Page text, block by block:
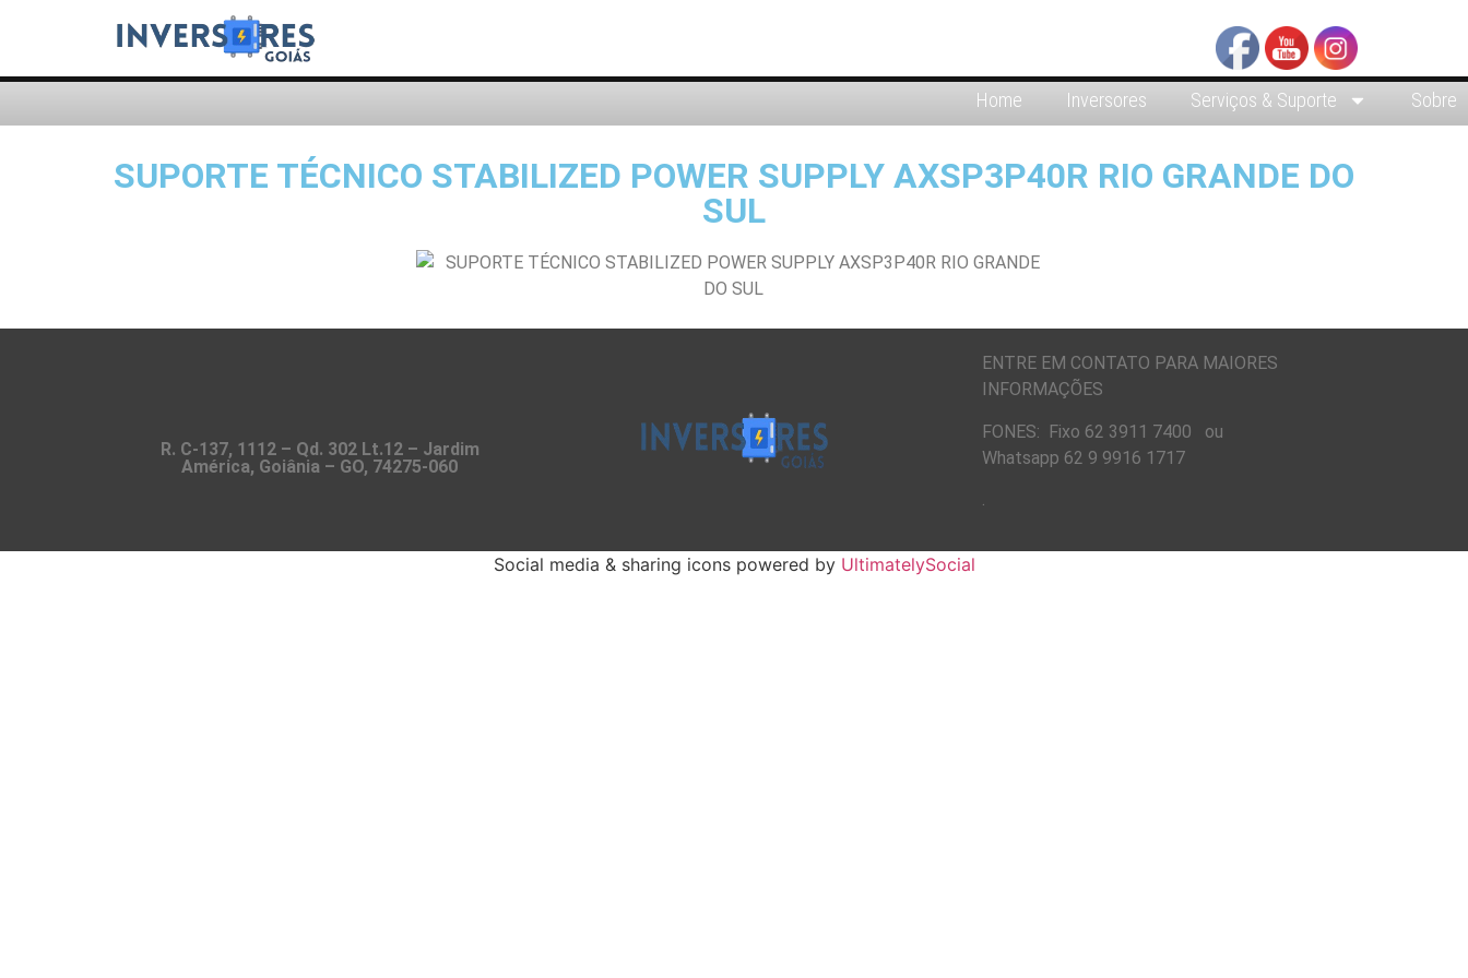
Home Inversores Serviços & Suporte Sobre
SUPORTE TÉCNICO STABILIZED POWER SUPPLY AXSP3P40R RIO GRANDE DO
SUL
R. C-137, 1112 – Qd. 302 Lt.12 – Jardim
América, Goiânia – GO, 74275-060
ENTRE EM CONTATO PARA MAIORES
INFORMAÇÕES
FONES: Fixo 62 3911 7400 ou
Whatsapp 62 9 9916 1717
.
Social media & sharing icons powered by UltimatelySocial